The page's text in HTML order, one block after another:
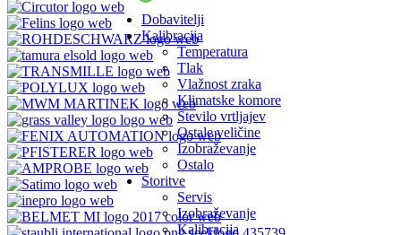
Dobavitelji
Kalibracija
Temperatura
Tlak
Vlažnost zraka
Klimatske komore
Število vrtljajev
Ostale veličine
Izobraževanje
Ostalo
Storitve
Servis
Izobraževanje
Kalibracija